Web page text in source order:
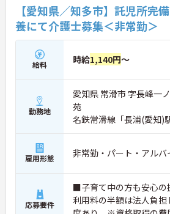
【愛知県／知多市】託児所完
養にて介護士募集＜非常勤＞
給料 時給1,140円～
勤務地
愛知県 常滑市 字長峰
苑
名鉄常滑線「長浦(愛知)
雇用形態 非常勤・パート・アルバ
応募要件
■子育て中の方も安心
利用料の半額は法人負